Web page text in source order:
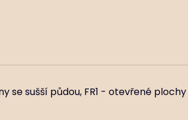
se sušší půdou, FR1 - otevřené